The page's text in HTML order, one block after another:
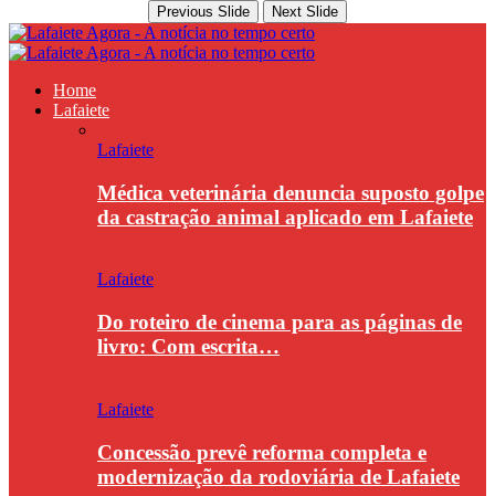
Previous Slide Next Slide
Home
Lafaiete
Lafaiete
Médica veterinária denuncia suposto golpe
da castração animal aplicado em Lafaiete
Lafaiete
Do roteiro de cinema para as páginas de
livro: Com escrita…
Lafaiete
Concessão prevê reforma completa e
modernização da rodoviária de Lafaiete